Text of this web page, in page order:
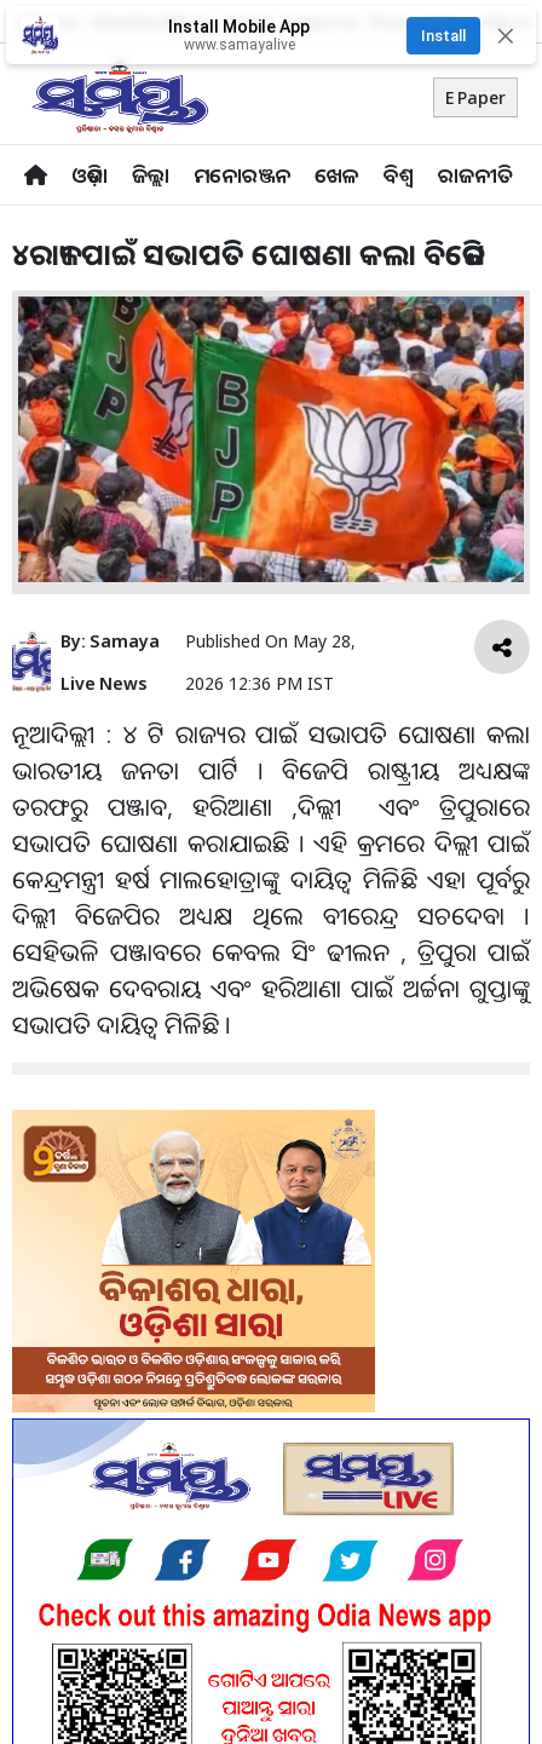
About Us Advertise With Us Career Contact Us Privacy Policy
E Paper
ଓଡ଼ିଶା ଜିଲ୍ଲା ମନୋରଞ୍ଜନ ଖେଳ ବିଶ୍ବ ରାଜନୀତି
Install Mobile App
www.samayalive
Install ✕
୪ରାଜ୍ୟ ପାଇଁ ସଭାପତି ଘୋଷଣା କଲା ବିଜେପି
By: Samaya
Live News
Published On May 28,
2026 12:36 PM IST
ନୂଆଦିଲ୍ଲୀ : ୪ ଟି ରାଜ୍ୟର ପାଇଁ ସଭାପତି ଘୋଷଣା କଲା
ଭାରତୀୟ ଜନତା ପାର୍ଟି । ବିଜେପି ରାଷ୍ଟ୍ରୀୟ ଅଧ୍ୟକ୍ଷଙ୍କ
ତରଫରୁ ପଞ୍ଜାବ, ହରିଆଣା ,ଦିଲ୍ଲୀ ଏବଂ ତ୍ରିପୁରାରେ
ସଭାପତି ଘୋଷଣା କରାଯାଇଛି । ଏହି କ୍ରମରେ ଦିଲ୍ଲୀ ପାଇଁ
କେନ୍ଦ୍ରମନ୍ତ୍ରୀ ହର୍ଷ ମାଲହୋତ୍ରାଙ୍କୁ ଦାୟିତ୍ୱ ମିଳିଛି ଏହା ପୂର୍ବରୁ
ଦିଲ୍ଲୀ ବିଜେପିର ଅଧ୍ୟକ୍ଷ ଥିଲେ ବୀରେନ୍ଦ୍ର ସଚଦେବା ।
ସେହିଭଳି ପଞ୍ଜାବରେ କେବଲ ସିଂ ଢୀଲନ , ତ୍ରିପୁରା ପାଇଁ
ଅଭିଷେକ ଦେବରାୟ ଏବଂ ହରିଆଣା ପାଇଁ ଅର୍ଚ୍ଚନା ଗୁପ୍ତାଙ୍କୁ
ସଭାପତି ଦାୟିତ୍ୱ ମିଳିଛି ।